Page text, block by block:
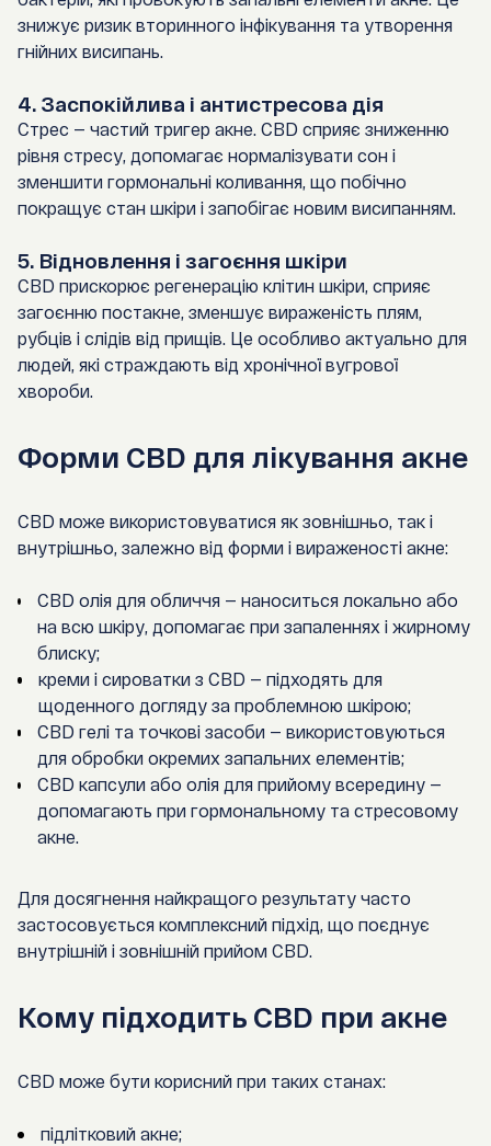
знижує ризик вторинного інфікування та утворення
гнійних висипань.
4. Заспокійлива і антистресова дія
Стрес — частий тригер акне. CBD сприяє зниженню
рівня стресу, допомагає нормалізувати сон і
зменшити гормональні коливання, що побічно
покращує стан шкіри і запобігає новим висипанням.
5. Відновлення і загоєння шкіри
CBD прискорює регенерацію клітин шкіри, сприяє
загоєнню постакне, зменшує вираженість плям,
рубців і слідів від прищів. Це особливо актуально для
людей, які страждають від хронічної вугрової
хвороби.
Форми CBD для лікування акне
CBD може використовуватися як зовнішньо, так і
внутрішньо, залежно від форми і вираженості акне:
CBD олія для обличчя — наноситься локально або
на всю шкіру, допомагає при запаленнях і жирному
блиску;
креми і сироватки з CBD — підходять для
щоденного догляду за проблемною шкірою;
CBD гелі та точкові засоби — використовуються
для обробки окремих запальних елементів;
CBD капсули або олія для прийому всередину —
допомагають при гормональному та стресовому
акне.
Для досягнення найкращого результату часто
застосовується комплексний підхід, що поєднує
внутрішній і зовнішній прийом CBD.
Кому підходить CBD при акне
CBD може бути корисний при таких станах:
підлітковий акне;